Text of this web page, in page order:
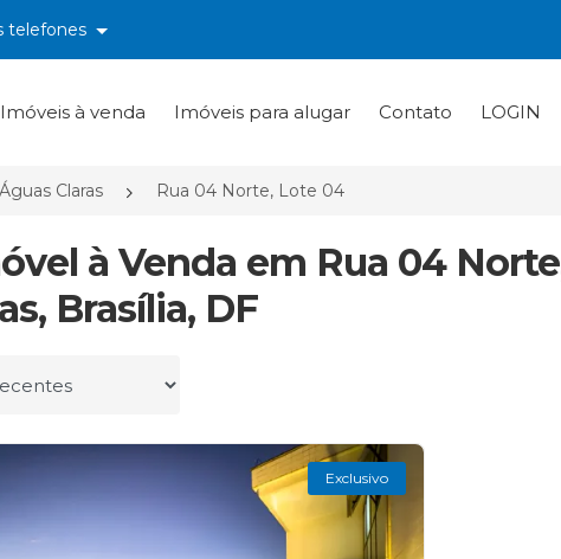
telefones
Imóveis à venda Imóveis para alugar Contato LOGIN
Águas Claras Rua 04 Norte, Lote 04
à Venda em Rua 04
Brasília, DF
por
Exclusivo